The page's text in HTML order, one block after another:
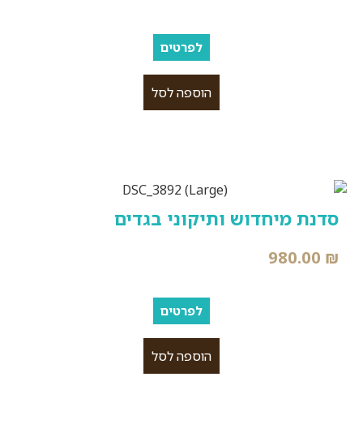
לפרטים
הוספה לסל
סדנת מיחדוש ותיקוני בגדים
980.00 ₪
לפרטים
הוספה לסל